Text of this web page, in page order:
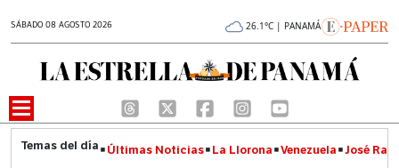
SÁBADO 08 AGOSTO 2026 26.1°C | PANAMÁ
Últimas Noticias La Llorona Venezuela José